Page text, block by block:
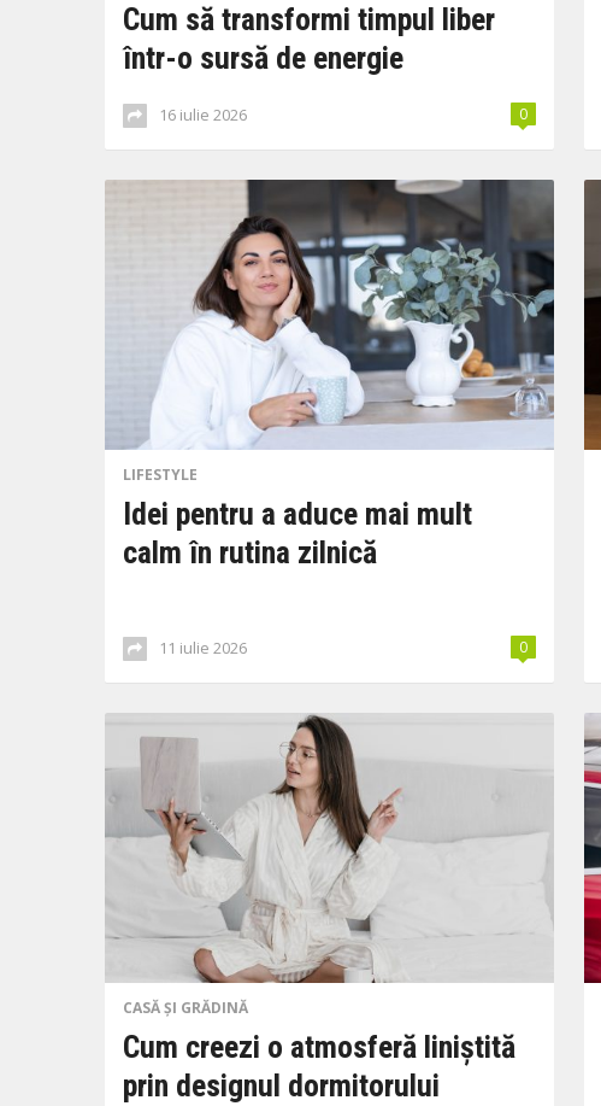
Cum să transformi timpul liber
într-o sursă de energie
16 iulie 2026 0
LIFESTYLE
Idei pentru a aduce mai mult
calm în rutina zilnică
11 iulie 2026 0
CASĂ ȘI GRĂDINĂ
Cum creezi o atmosferă liniștită
prin designul dormitorului